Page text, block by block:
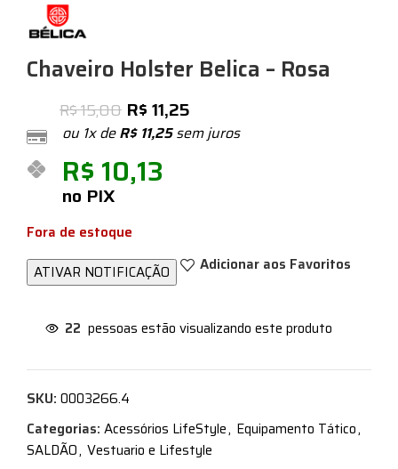
Chaveiro Holster Belica – Rosa
R$15,00 R$11,25
ou 1x deR$11,25sem juros
R$ 10,13
no PIX
Fora de estoque
Adicionar aos Favoritos
22 pessoas estão visualizando este produto
SKU: 0003266.4
Categorias: Acessórios LifeStyle, Equipamento Tático,
SALDÃO, Vestuario e Lifestyle